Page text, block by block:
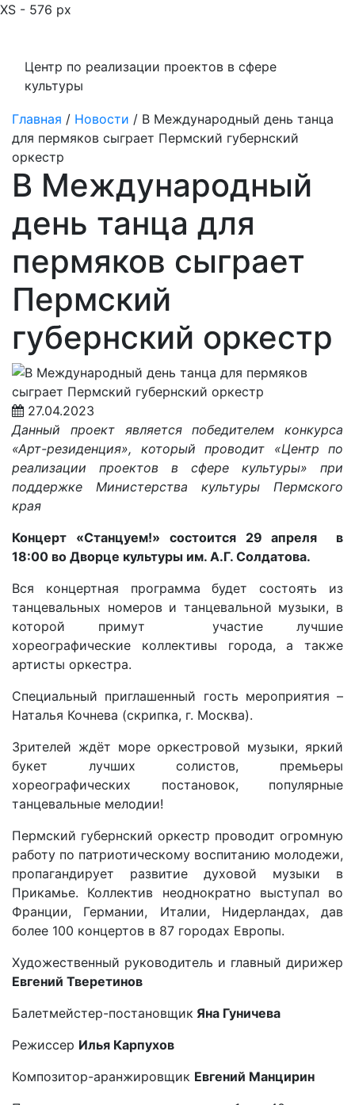
XS - 576 px
Центр по реализации проектов в сфере
культуры
Главная / Новости / В Международный день танца
для пермяков сыграет Пермский губернский
оркестр
В Международный
день танца для
пермяков сыграет
Пермский
губернский оркестр
27.04.2023
Данный проект является победителем конкурса
«Арт-резиденция», который проводит «Центр по
реализации проектов в сфере культуры» при
поддержке Министерства культуры Пермского
края
Концерт «Станцуем!» состоится 29 апреля в
18:00 во Дворце культуры им. А.Г. Солдатова.
Вся концертная программа будет состоять из
танцевальных номеров и танцевальной музыки, в
которой примут участие лучшие
хореографические коллективы города, а также
артисты оркестра.
Специальный приглашенный гость мероприятия –
Наталья Кочнева (скрипка, г. Москва).
Зрителей ждёт море оркестровой музыки, яркий
букет лучших солистов, премьеры
хореографических постановок, популярные
танцевальные мелодии!
Пермский губернский оркестр проводит огромную
работу по патриотическому воспитанию молодежи,
пропагандирует развитие духовой музыки в
Прикамье. Коллектив неоднократно выступал во
Франции, Германии, Италии, Нидерландах, дав
более 100 концертов в 87 городах Европы.
Художественный руководитель и главный дирижер
Евгений Тверетинов
Балетмейстер-постановщик Яна Гуничева
Режиссер Илья Карпухов
Композитор-аранжировщик Евгений Манцирин